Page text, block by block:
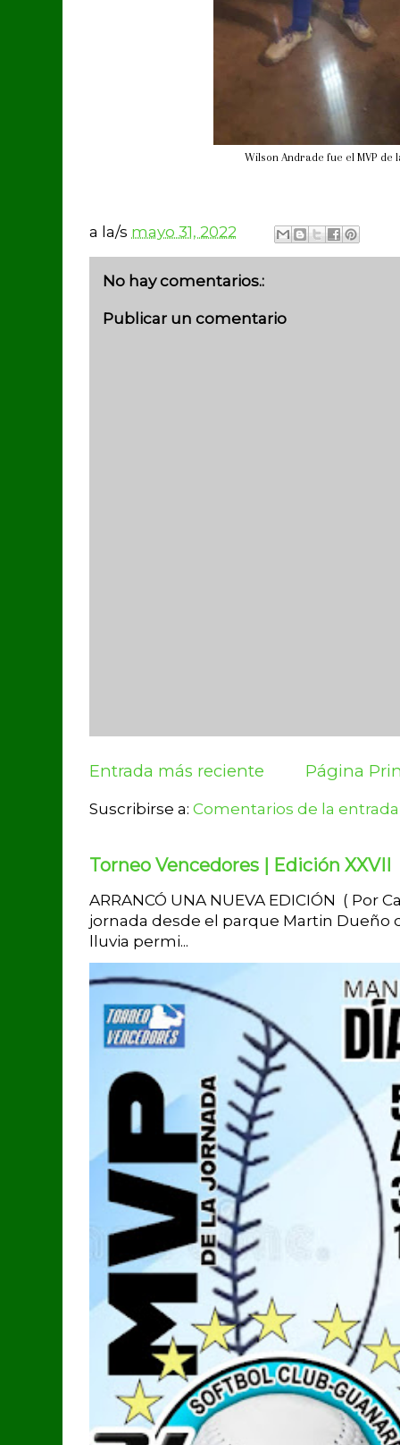
Wilson Andrade fue el MVP de
a la/s mayo 31, 2022
No hay comentarios.:
Publicar un comentario
Entrada más reciente Página
Suscribirse a: Comentarios de la
Torneo Vencedores | Edición XXVII
ARRANCÓ UNA NUEVA EDICIÓN ( Por
jornada desde el parque Martin Dueño
lluvia permi...